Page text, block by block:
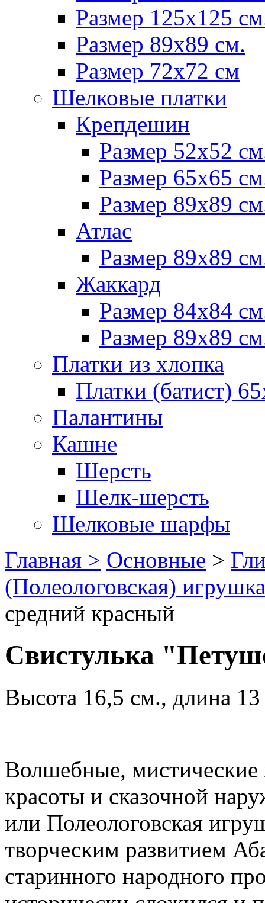
Размер 125х125
Размер 89х89 см.
Размер 72x72 см
Шелковые платки
Крепдешин
Размер 52х52
Размер 65х65
Размер 89х89
Атлас
Размер 89х89
Жаккард
Размер 84х84
Размер 89х89
Платки из хлопка
Платки (батист)
Палантины
Кашне
Шерсть
Шелк-шерсть
Шелковые шарфы
Главная > Основные >
(Полеологовская) игрушка
средний красный
Свистулька
Высота 16,5 см., длина
Волшебные,
красоты и сказочной
или Полеологовская
творческим развитием
старинного народного